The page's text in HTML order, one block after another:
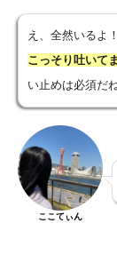
え、全然いるよ！
こっそり吐いて
い止めは必須だ
ここてぃん